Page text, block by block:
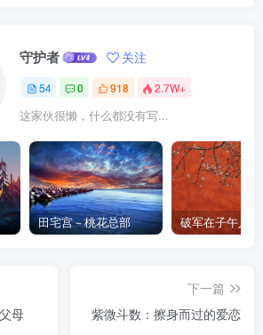
守护者 关注
54 0 918 2.7W+
这家伙很懒，什么都没有写...
田宅宫－桃花总部 破军在子午入命
母
下一篇
紫微斗数：擦身而过的爱恋